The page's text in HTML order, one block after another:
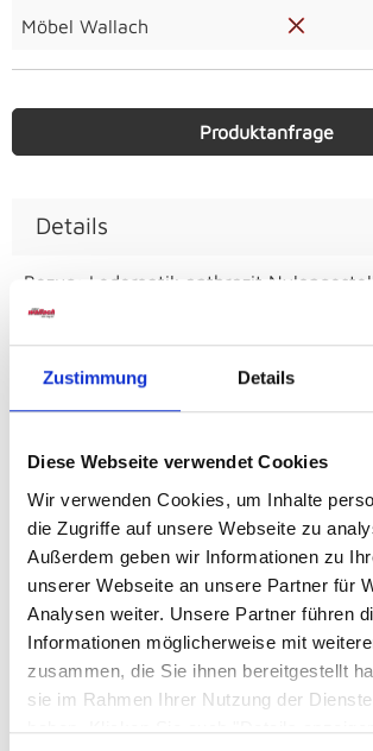
Zustimmung Details
Diese Webseite verwendet Cookies
Wir verwenden Cookies, um Inhalte
die Zugriffe auf unsere Webseite zu
Außerdem geben wir Informationen zu
unserer Webseite an unsere Partner für
Analysen weiter. Unsere Partner führen
Informationen möglicherweise mit
zusammen, die Sie ihnen bereitgestellt
sie im Rahmen Ihrer Nutzung der
haben. Klicken Sie auch "Details
Möbel Wallach
Produktanfrage
Details
Bezug: Lederoptik anthrazit
B/H: ca. 68 x 116-126 cm
Artikelnummer
00653001700
ca. 68 cm
Höhe
ca. 116-126 cm
Farbe
Schwarz